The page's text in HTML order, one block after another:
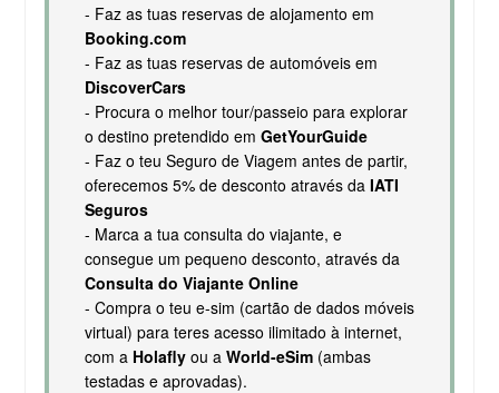
- Faz as tuas reservas de alojamento em
Booking.com
- Faz as tuas reservas de automóveis em
DiscoverCars
- Procura o melhor tour/passeio para explorar
o destino pretendido em GetYourGuide
- Faz o teu Seguro de Viagem antes de partir,
oferecemos 5% de desconto através da IATI
Seguros
- Marca a tua consulta do viajante, e
consegue um pequeno desconto, através da
Consulta do Viajante Online
- Compra o teu e-sim (cartão de dados móveis
virtual) para teres acesso ilimitado à internet,
com a Holaflyou a World-eSim(ambas
testadas e aprovadas).